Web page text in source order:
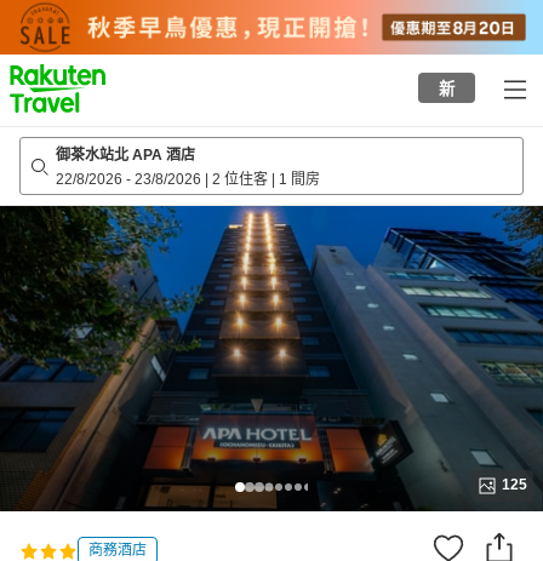
to
top
page
新
御茶水站北 APA 酒店
22/8/2026 - 23/8/2026 | 2 位住客 | 1 間房
125
商務酒店